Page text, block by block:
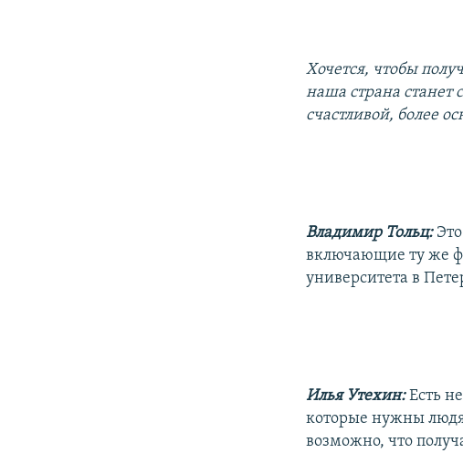
Хочется, чтобы
наша страна станет
счастливой, более
Владимир Тольц:
включающие ту же
университета в
Илья Утехин:Есть
которые нужны
возможно, что